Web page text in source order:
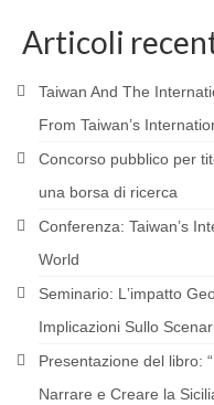
Incontri
LATIN AMERICA
RESEARCH
MATERIALS
I Seminario
Politica del
Articoli
Taiwan And The
From Taiwan’s
Concorso pubblico per
una borsa di ricerca
Conferenza: Taiwanʼs
World
Seminario: Lʼimpatto
Implicazioni Sullo
Presentazione del libro:
Narrare e Creare la